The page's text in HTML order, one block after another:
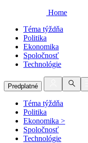
Home
Téma týždňa
Politika
Ekonomika
Spoločnosť
Technológie
Predplatné
Téma týždňa
Politika
Ekonomika >
Spoločnosť
Technológie